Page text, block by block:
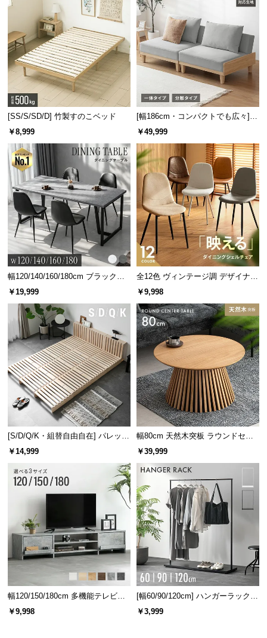
[SS/S/SD/D] 竹製すのこベッド
￥8,999
[幅186cm・コンパクトでも広々] 3
人掛けソファベッド リクライニン
￥49,999
幅120/140/160/180cm ブラックフ
レーム ダイニング 大理石調 4人掛
￥19,999
全12色 ヴィンテージ調 デザイナー
ズシェルチェア
￥9,998
[S/D/Q/K・組替自由自在] パレット
ベッド 8/12/16枚セット
￥14,999
幅80cm 天然木突板 ラウンドセン
ターテーブル 美しい格子デザイン
￥39,999
幅120/150/180cm 多機能テレビボ
ード 木目/石目調 オープン収納・
引き出し収納付き
￥9,998
[幅60/90/120cm] ハンガーラック
スチール 4段階高さ調節 サイドフ
ック オープンラック シンプル
￥3,999